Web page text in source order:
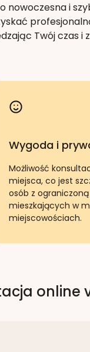
nowoczesna i
Twój czas i
Wygoda i
Możliwość
miejsca, co jest
osób z
mieszkających w
miejscowościach.
online